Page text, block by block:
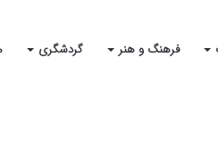
فرهنگ و هنر گردشگری